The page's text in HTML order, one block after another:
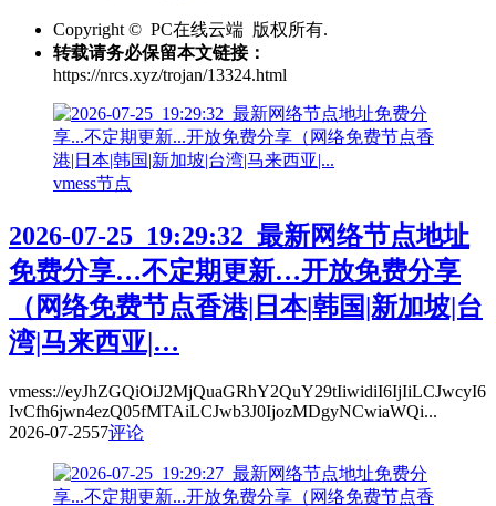
Copyright © PC在线云端 版权所有.
转载请务必保留本文链接：
https://nrcs.xyz/trojan/13324.html
vmess节点
2026-07-25_19:29:32_最新网络节点地址
免费分享…不定期更新…开放免费分享
（网络免费节点香港|日本|韩国|新加坡|台
湾|马来西亚|…
vmess://eyJhZGQiOiJ2MjQuaGRhY2QuY29tIiwidiI6IjIiLCJwcyI6
IvCfh6jwn4ezQ05fMTAiLCJwb3J0IjozMDgyNCwiaWQi...
2026-07-2557评论